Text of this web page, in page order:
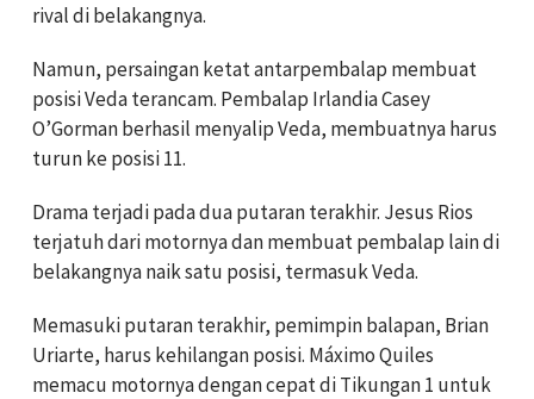
rival di belakangnya.
Namun, persaingan ketat antarpembalap membuat
posisi Veda terancam. Pembalap Irlandia Casey
O’Gorman berhasil menyalip Veda, membuatnya harus
turun ke posisi 11.
Drama terjadi pada dua putaran terakhir. Jesus Rios
terjatuh dari motornya dan membuat pembalap lain di
belakangnya naik satu posisi, termasuk Veda.
Memasuki putaran terakhir, pemimpin balapan, Brian
Uriarte, harus kehilangan posisi. Máximo Quiles
memacu motornya dengan cepat di Tikungan 1 untuk